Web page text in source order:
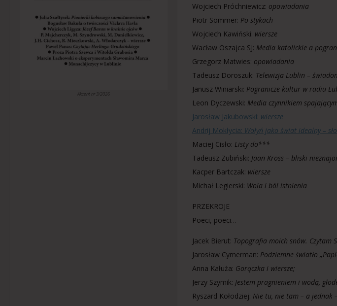
Wojciech Próchniewicz: opowiadania
Piotr Sommer: Po stykach
Wojciech Kawiński: wiersze
Wacław Oszajca SJ: Media katolickie a
Grzegorz Matwies: opowiadania
Tadeusz Doroszuk: Telewizja Lublin –
Janusz Winiarski: Pogranicze kultur w radiu
Leon Dyczewski: Media czynnikiem
Jarosław Jakubowski: wiersze
Andrij Mokłycia: Wołyń jako świat idealny –
Maciej Cisło: Listy do***
Tadeusz Zubiński: Jaan Kross – bliski
Kacper Bartczak: wiersze
Michał Legierski: Wola i ból istnienia
PRZEKROJE
Poeci, poeci…
Jacek Bierut: Topografia moich snów. Czytam
Jarosław Cymerman: Podziemne światło
Anna Kałuża: Gorączka i wiersze;
Jerzy Szymik: Jestem pragnieniem i wodą,
Ryszard Kołodziej: Nie tu, nie tam – a jednak
Akcent nr 3/2026